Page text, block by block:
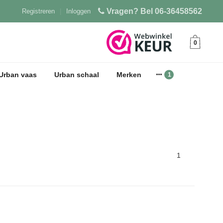
Vragen? Bel 06-36458562
Inloggen
Registreren
0
vaas Urban schaal Merken
1